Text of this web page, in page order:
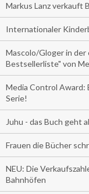
Markus Lanz verkauft
Internationaler
Mascolo/Gloger in der
Bestsellerliste" von
Media Control Award:
Serie!
Juhu - das Buch geht
Frauen die Bücher
NEU: Die
Bahnhöfen